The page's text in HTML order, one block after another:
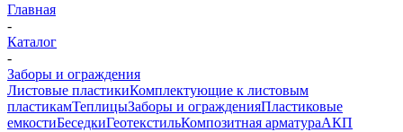
Главная
-
Каталог
-
Заборы и ограждения
Листовые пластикиКомплектующие к листовым
пластикамТеплицыЗаборы и огражденияПластиковые
емкостиБеседкиГеотекстильКомпозитная арматураАКП